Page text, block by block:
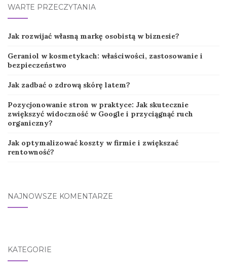
WARTE PRZECZYTANIA
Jak rozwijać własną markę osobistą w biznesie?
Geraniol w kosmetykach: właściwości, zastosowanie i
bezpieczeństwo
Jak zadbać o zdrową skórę latem?
Pozycjonowanie stron w praktyce: Jak skutecznie
zwiększyć widoczność w Google i przyciągnąć ruch
organiczny?
Jak optymalizować koszty w firmie i zwiększać
rentowność?
NAJNOWSZE KOMENTARZE
KATEGORIE